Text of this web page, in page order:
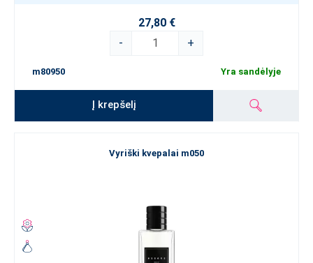
27,80 €
-
+
m80950 Yra sandėlyje
Į krepšelį
Vyriški kvepalai m050